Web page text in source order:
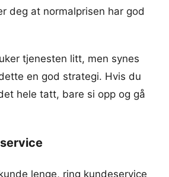
deg at normalprisen har god
tjenesten litt, men synes
en god strategi. Hvis du
hele tatt, bare si opp og gå
lenge, ring kundeservice